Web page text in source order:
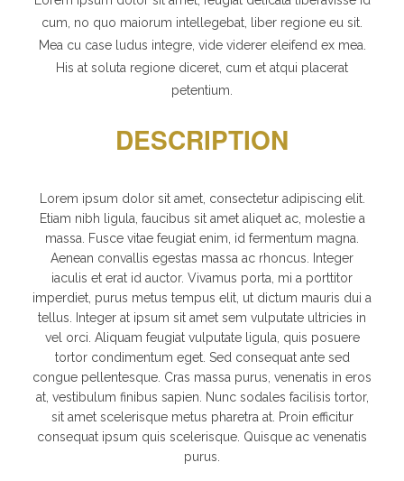
cum, no quo maiorum intellegebat, liber regione eu sit.
Mea cu case ludus integre, vide viderer eleifend ex mea.
His at soluta regione diceret, cum et atqui placerat
petentium.
DESCRIPTION
Lorem ipsum dolor sit amet, consectetur adipiscing elit.
Etiam nibh ligula, faucibus sit amet aliquet ac, molestie a
massa. Fusce vitae feugiat enim, id fermentum magna.
Aenean convallis egestas massa ac rhoncus. Integer
iaculis et erat id auctor. Vivamus porta, mi a porttitor
imperdiet, purus metus tempus elit, ut dictum mauris dui a
tellus. Integer at ipsum sit amet sem vulputate ultricies in
vel orci. Aliquam feugiat vulputate ligula, quis posuere
tortor condimentum eget. Sed consequat ante sed
congue pellentesque. Cras massa purus, venenatis in eros
at, vestibulum finibus sapien. Nunc sodales facilisis tortor,
sit amet scelerisque metus pharetra at. Proin efficitur
consequat ipsum quis scelerisque. Quisque ac venenatis
purus.